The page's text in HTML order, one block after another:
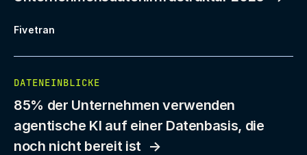
Fivetran
DATENEINBLICKE
85% der Unternehmen verwenden
agentische KI auf einer Datenbasis, die
noch nicht bereit ist